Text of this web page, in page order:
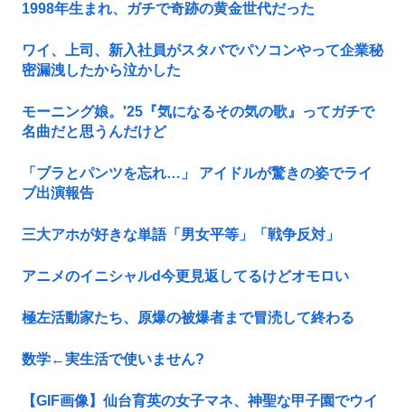
1998年生まれ、ガチで奇跡の黄金世代だった
ワイ、上司、新入社員がスタバでパソコンやって企業秘
密漏洩したから泣かした
モーニング娘。'25『気になるその気の歌』ってガチで
名曲だと思うんだけど
「ブラとパンツを忘れ…」 アイドルが驚きの姿でライ
ブ出演報告
三大アホが好きな単語「男女平等」「戦争反対」
アニメのイニシャルd今更見返してるけどオモロい
極左活動家たち、原爆の被爆者まで冒涜して終わる
数学←実生活で使いません?
【GIF画像】仙台育英の女子マネ、神聖な甲子園でウイ